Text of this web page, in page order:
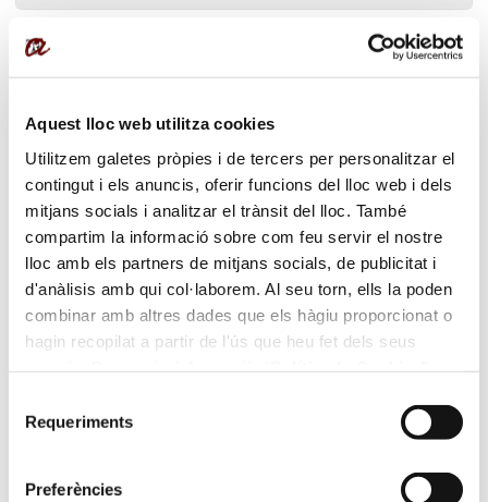
Aquest lloc web utilitza cookies
Utilitzem galetes pròpies i de tercers per personalitzar el
contingut i els anuncis, oferir funcions del lloc web i dels
mitjans socials i analitzar el trànsit del lloc. També
compartim la informació sobre com feu servir el nostre
lloc amb els partners de mitjans socials, de publicitat i
d'anàlisis amb qui col·laborem. Al seu torn, ells la poden
combinar amb altres dades que els hàgiu proporcionat o
hagin recopilat a partir de l'ús que heu fet dels seus
Requeriments
Preferències
Donacions
Newsletter CTTi
Subscripció newsletter